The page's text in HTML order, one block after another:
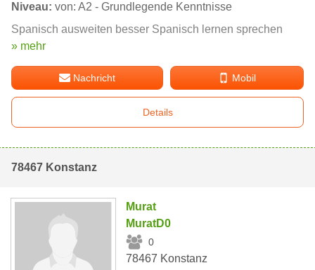
Niveau: von: A2 - Grundlegende Kenntnisse
Spanisch ausweiten besser Spanisch lernen sprechen
» mehr
Nachricht Mobil
Details
78467 Konstanz
Murat
MuratD0
0
78467 Konstanz